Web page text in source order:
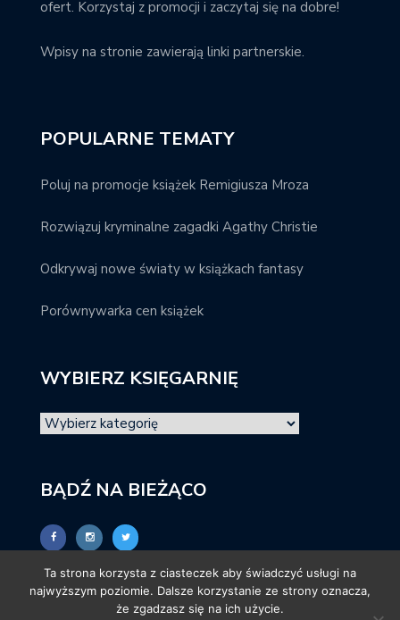
ofert. Korzystaj z promocji i zaczytaj się na dobre!
Wpisy na stronie zawierają linki partnerskie.
POPULARNE TEMATY
Poluj na promocje książek Remigiusza Mroza
Rozwiązuj kryminalne zagadki Agathy Christie
Odkrywaj nowe światy w książkach fantasy
Porównywarka cen książek
WYBIERZ KSIĘGARNIĘ
BĄDŹ NA BIEŻĄCO
Ta strona korzysta z ciasteczek aby świadczyć usługi na
najwyższym poziomie. Dalsze korzystanie ze strony oznacza,
że zgadzasz się na ich użycie.